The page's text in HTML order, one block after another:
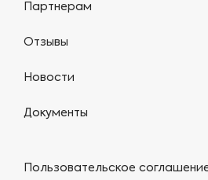
Партнерам
Отзывы
Новости
Документы
Пользовательское